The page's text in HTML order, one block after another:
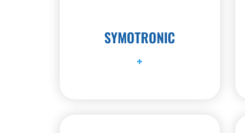
SYMOTRONIC
+